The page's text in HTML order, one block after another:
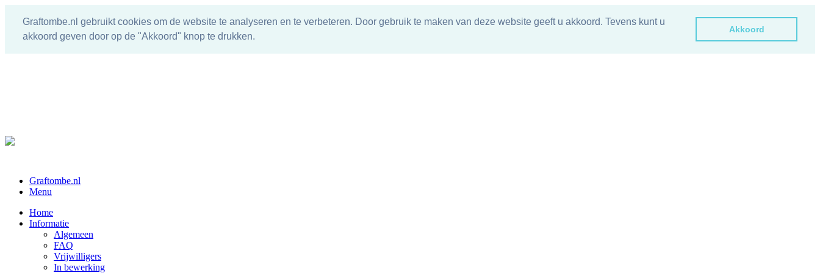
Graftombe.nl gebruikt cookies om de website te analyseren en te verbeteren. Door gebruik te maken van deze website geeft u akkoord. Tevens kunt u
akkoord geven door op de "Akkoord" knop te drukken.
Akkoord
Graftombe.nl
Menu
Home
Informatie
Algemeen
FAQ
Vrijwilligers
In bewerking